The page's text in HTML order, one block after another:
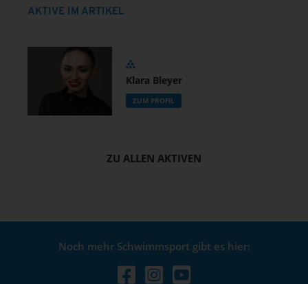
AKTIVE IM ARTIKEL
Klara Bleyer
ZUM PROFIL
ZU ALLEN AKTIVEN
Noch mehr Schwimmsport gibt es hier: